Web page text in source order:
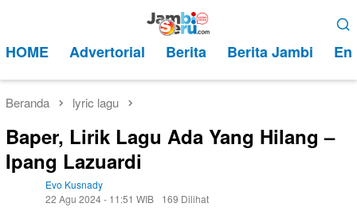
kontenMobile
HOME Advertorial Berita Berita Jambi
Beranda lyric lagu
Baper, Lirik Lagu Ada Yang Hilang –
Ipang Lazuardi
Evo Kusnady
22 Agu 2024 - 11:51 WIB
169 Dilihat